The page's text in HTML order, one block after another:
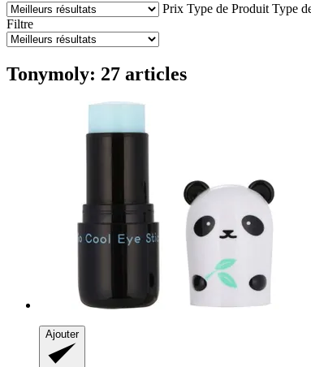
Prix Type de Produit Type
Filtre
Tonymoly: 27 articles
Ajouter